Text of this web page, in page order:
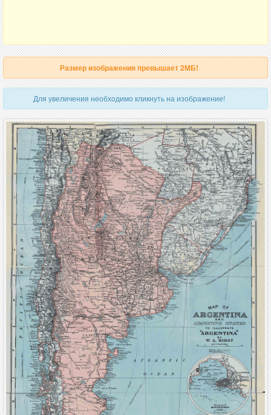
Размер изображения превышает 2МБ!
Для увеличения необходимо кликнуть на изображение!